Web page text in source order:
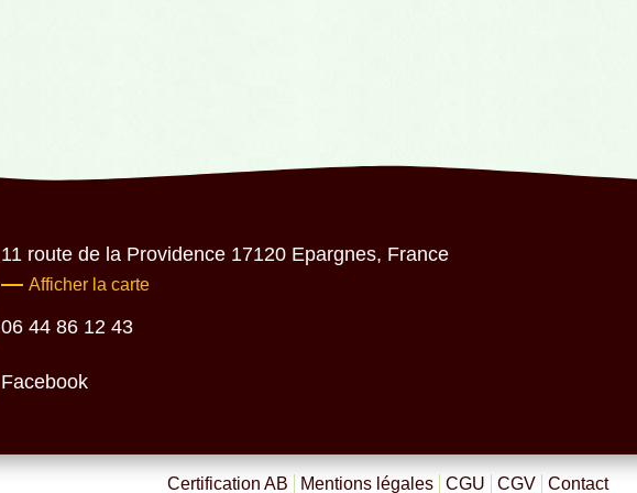
11 route de la Providence 17120 Epargnes, France
Afficher la carte
06 44 86 12 43
Facebook
Certification AB Mentions légales CGU CGV Contact